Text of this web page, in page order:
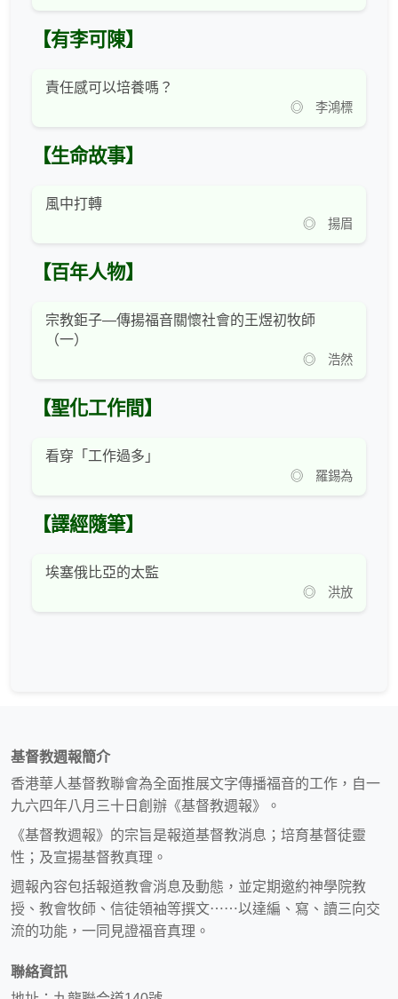
【有李可陳】
責任感可以培養嗎？
◎ 李鴻標
【生命故事】
風中打轉
◎ 揚眉
【百年人物】
宗教鉅子—傳揚福音關懷社會的王煜初牧師
（一）
◎ 浩然
【聖化工作間】
看穿「工作過多」
◎ 羅錫為
【譯經隨筆】
埃塞俄比亞的太監
◎ 洪放
基督教週報簡介
香港華人基督教聯會為全面推展文字傳播福音的工作，自一
九六四年八月三十日創辦《基督教週報》。
《基督教週報》的宗旨是報道基督教消息；培育基督徒靈
性；及宣揚基督教真理。
週報內容包括報道教會消息及動態，並定期邀約神學院教
授、教會牧師、信徒領袖等撰文⋯⋯以達編、寫、讀三向交
流的功能，一同見證福音真理。
聯絡資訊